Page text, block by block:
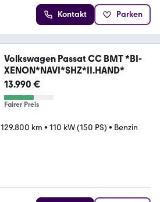
Kontakt Parken
Volkswagen Passat CC BMT *BI-
XENON*NAVI*SHZ*II.HAND*
13.990 €
Fairer Preis
129.800 km • 110 kW (150 PS) • Benzin